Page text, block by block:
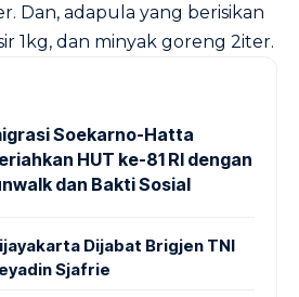
Dan, adapula yang berisikan
1kg, dan minyak goreng 2iter.
Soekarno-Hatta
HUT ke-81 RI dengan
dan Bakti Sosial
Dijabat Brigjen TNI
Sjafrie